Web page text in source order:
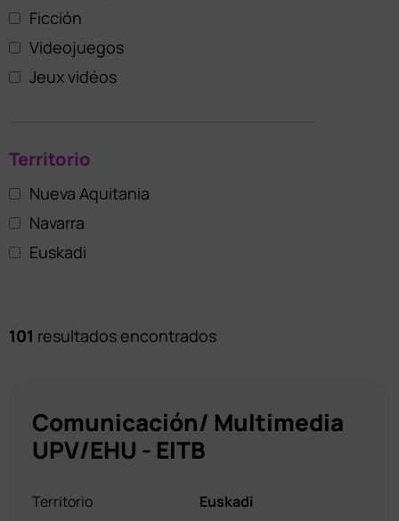
Ficción
Videojuegos
Jeux vidéos
Territorio
Nueva Aquitania
Navarra
Euskadi
101 resultados encontrados
Comunicación/ Multimedia
UPV/EHU - EITB
Territorio
Euskadi